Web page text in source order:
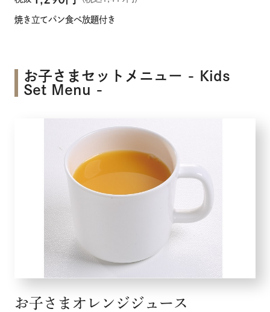
焼き立てパン食べ放題付き
お子さまセットメニュー - Kids
Set Menu -
お子さまオレンジジュース